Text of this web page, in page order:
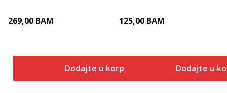
269,00 BAM
Dodajte u korpu
125,00 BAM
Dodajte u